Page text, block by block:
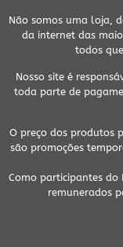
Não somos uma loja,
da internet das
todos
Nosso site é
toda parte de
O preço dos produtos
são promoções
Como participantes do
remunerados